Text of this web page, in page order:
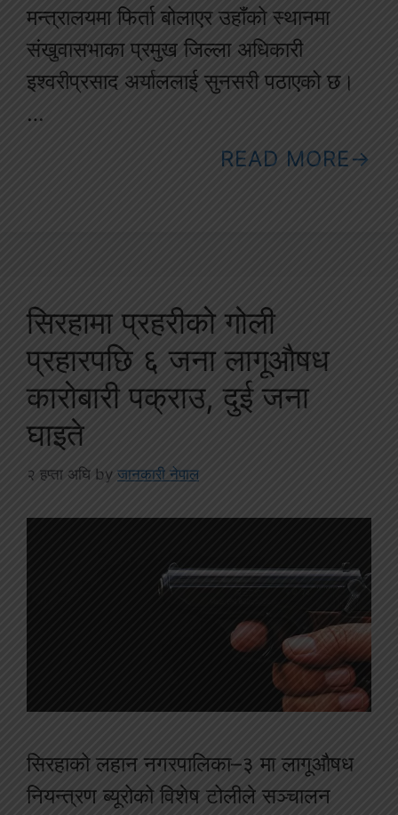
मन्त्रालयमा फिर्ता बोलाएर उहाँको स्थानमा
संखुवासभाका प्रमुख जिल्ला अधिकारी
इश्वरीप्रसाद अर्याललाई सुनसरी पठाएको छ।
…
READ MORE
सिरहामा प्रहरीको गोली
प्रहारपछि ६ जना लागूऔषध
कारोबारी पक्राउ, दुई जना
घाइते
२ हप्ता अघि by जानकारी नेपाल
सिरहाको लहान नगरपालिका–३ मा लागूऔषध
नियन्त्रण ब्यूरोको विशेष टोलीले सञ्चालन